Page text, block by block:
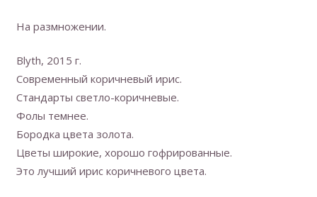
На размножении.
Blyth, 2015 г.
Современный коричневый ирис.
Стандарты светло-коричневые.
Фолы темнее.
Бородка цвета золота.
Цветы широкие, хорошо гофрированные.
Это лучший ирис коричневого цвета.